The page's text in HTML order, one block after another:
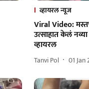
व्हायरल न्यूज
Viral Video:
उत्साहात केलं
व्हायरल
Tanvi Pol 01 Jan